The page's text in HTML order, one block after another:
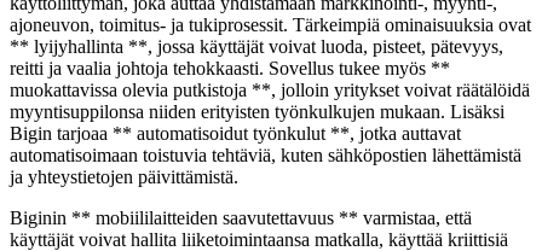
ajoneuvon, toimitus- ja tukiprosessit. Tärkeimpiä ominaisuuksia ovat
** lyijyhallinta **, jossa käyttäjät voivat luoda, pisteet, pätevyys,
reitti ja vaalia johtoja tehokkaasti. Sovellus tukee myös **
muokattavissa olevia putkistoja **, jolloin yritykset voivat räätälöidä
myyntisuppilonsa niiden erityisten työnkulkujen mukaan. Lisäksi
Bigin tarjoaa ** automatisoidut työnkulut **, jotka auttavat
automatisoimaan toistuvia tehtäviä, kuten sähköpostien lähettämistä
ja yhteystietojen päivittämistä.
Biginin ** mobiililaitteiden saavutettavuus ** varmistaa, että
käyttäjät voivat hallita liiketoimintaansa matkalla, käyttää kriittisiä